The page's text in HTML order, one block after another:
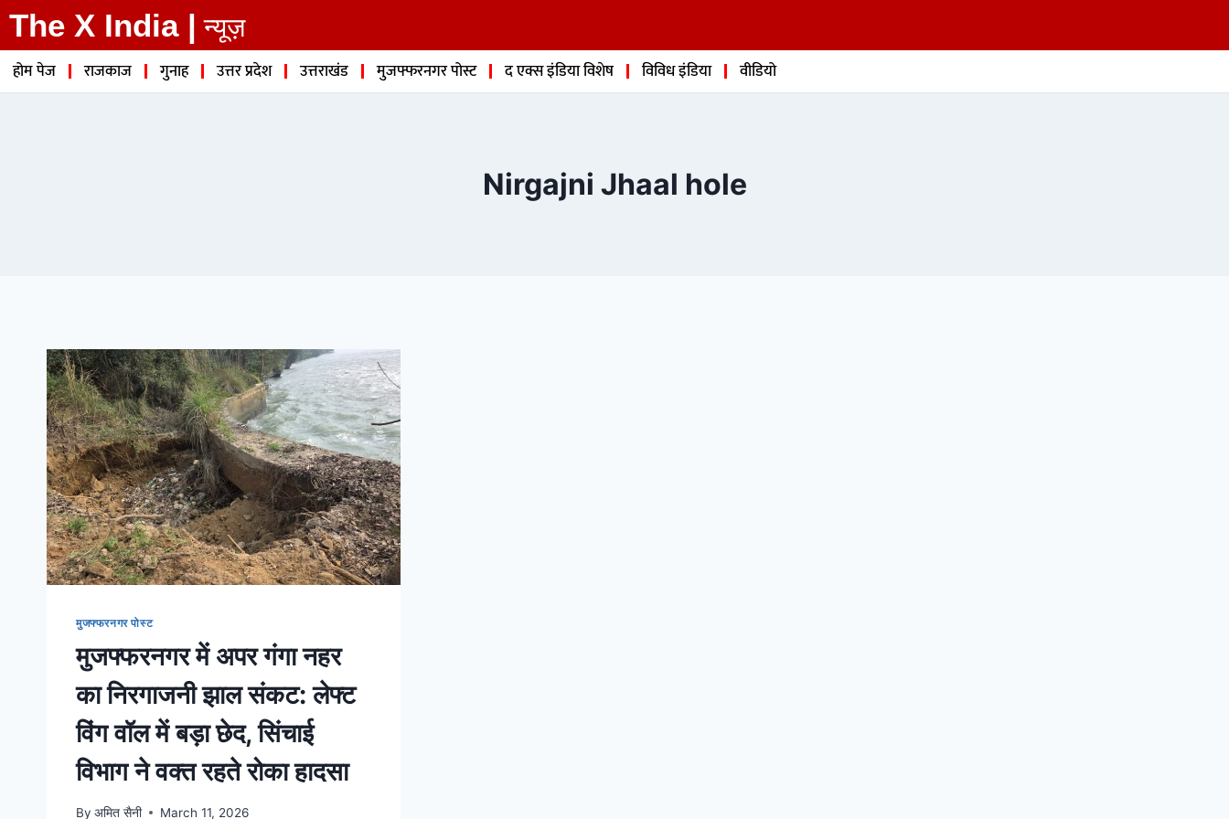
The X India | न्यूज़
होम पेज राजकाज गुनाह उत्तर प्रदेश उत्तराखंड मुजफ्फरनगर पोस्ट द एक्स इंडिया विशेष विविध इंडिया वीडियो
Nirgajni Jhaal hole
मुजफ्फरनगर पोस्ट
मुजफ्फरनगर में अपर गंगा नहर
का निरगाजनी झाल संकट: लेफ्ट
विंग वॉल में बड़ा छेद, सिंचाई
विभाग ने वक्त रहते रोका हादसा
By अमित सैनी March 11, 2026